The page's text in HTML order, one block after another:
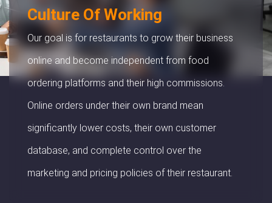
Culture Of Working
Our goal is for restaurants to grow their business
online and become independent from food
ordering platforms and their high commissions.
Online orders under their own brand mean
significantly lower costs, their own customer
database, and complete control over the
marketing and pricing policies of their restaurant.